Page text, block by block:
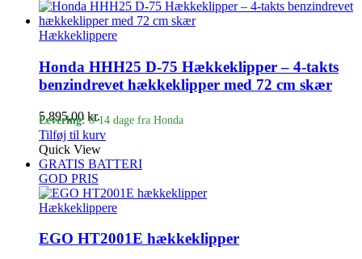
Hækkeklippere
Honda HHH25 D-75 Hækkeklipper – 4-takts
benzindrevet hækkeklipper med 72 cm skær
5.895,00kr.
Levering: 8-14 dage fra Honda
Tilføj til kurv
Quick View
GRATIS BATTERI
GOD PRIS
Hækkeklippere
EGO HT2001E hækkeklipper